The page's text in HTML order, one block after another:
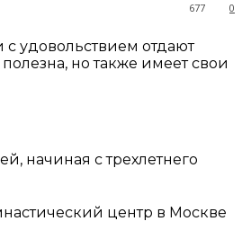
0
677
удовольствием отдают
но также имеет свои
начиная с трехлетнего